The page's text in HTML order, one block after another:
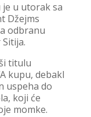
u utorak sa
Džejms
odbranu
titulu
kupu, debakl
uspeha do
koji će
momke.